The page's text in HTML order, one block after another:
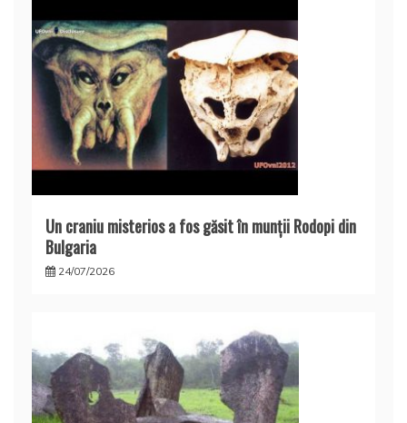
Un craniu misterios a fos găsit în munţii Rodopi din
Bulgaria
24/07/2026